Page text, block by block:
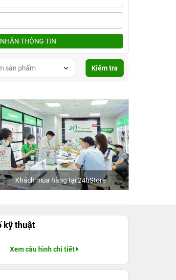
THÔNG TIN
Kiểm tra
Khách mua hàng tại 24hStore
kỹ thuật
Xem cấu hình chi tiết